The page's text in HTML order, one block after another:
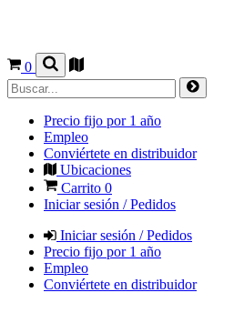
0
Precio fijo por 1 año
Empleo
Conviértete en distribuidor
Ubicaciones
Carrito 0
Iniciar sesión / Pedidos
Iniciar sesión / Pedidos
Precio fijo por 1 año
Empleo
Conviértete en distribuidor